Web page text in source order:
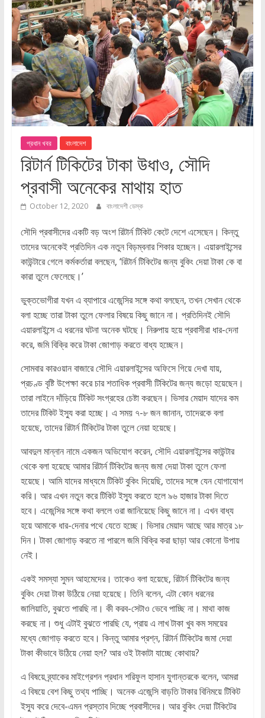
প্রধান খবর বাংলাদেশ
রিটার্ন টিকিটের টাকা উধাও, সৌদি
প্রবাসী অনেকের মাথায় হাত
October 12, 2020 বাংলাদেশী ডেস্ক
সৌদি প্রবাসীদের একটি বড় অংশ রিটার্ন টিকিট কেটে দেশে এসেছেন। কিন্তু
তাদের অনেকেই প্রতিদিন এক নতুন বিড়ম্বনার শিকার হচ্ছেন। এয়ারলাইন্সের
কাউন্টারে গেলে কর্মকর্তারা বলছেন, ‘রিটার্ন টিকিটের জন্য বুকিং দেয়া টাকা কে বা
কারা তুলে ফেলেছে।’
ভুক্তভোগীরা যখন এ ব্যাপারে এজেন্সির সঙ্গে কথা বলছেন, তখন সেখান থেকে
বলা হচ্ছে তারা টাকা তুলে ফেলার বিষয়ে কিছু জানে না। প্রতিদিনই সৌদি
এয়ারলাইন্সে এ ধরনের ঘটনা অনেক ঘটছে। নিরুপায় হয়ে প্রবাসীরা ধার-দেনা
করে, জমি বিক্রি করে টাকা জোগাড় করতে বাধ্য হচ্ছেন।
সোমবার কারওয়ান বাজারে সৌদি এয়ারলাইন্সের অফিসে গিয়ে দেখা যায়,
প্রচণ্ড বৃষ্টি উপেক্ষা করে চার শতাধিক প্রবাসী টিকিটের জন্য জড়ো হয়েছেন।
তারা লাইনে দাঁড়িয়ে টিকিট সংগ্রহের চেষ্টা করছেন। ভিসার মেয়াদ যাদের কম
তাদের টিকিট ইস্যু করা হচ্ছে। এ সময় ৭-৮ জন জানান, তাদেরকে বলা
হয়েছে, তাদের রিটার্ন টিকিটের টাকা তুলে নেয়া হয়েছে।
আবদুল মান্নান নামে একজন অভিযোগ করেন, সৌদি এয়ারলাইন্সের কাউন্টার
থেকে বলা হয়েছে আমার রিটার্ন টিকিটের জন্য জমা দেয়া টাকা তুলে ফেলা
হয়েছে। আমি যাদের মাধ্যমে টিকিট বুকিং দিয়েছি, তাদের সঙ্গে যেন যোগাযোগ
করি। আর এখন নতুন করে টিকিট ইস্যু করতে হলে ৯৬ হাজার টাকা দিতে
হবে। এজেন্সির সঙ্গে কথা বললে ওরা জানিয়েছে কিছু জানে না। এখন বাধ্য
হয়ে আমাকে ধার-দেনার পথে যেতে হচ্ছে। ভিসার মেয়াদ আছে আর মাত্র ১৮
দিন। টাকা জোগাড় করতে না পারলে জমি বিক্রি করা ছাড়া আর কোনো উপায়
নেই।
একই সমস্যা সুমন আহমেদের। তাকেও বলা হয়েছে, রিটার্ন টিকিটের জন্য
বুকিং দেয়া টাকা উঠিয়ে নেয়া হয়েছে। তিনি বলেন, এটা কোন ধরনের
জালিয়াতি, বুঝতে পারছি না। কী করব-সেটাও ভেবে পাচ্ছি না। মাথা কাজ
করছে না। শুধু এটাই বুঝতে পারছি যে, প্রায় এ লাখ টাকা খুব কম সময়ের
মধ্যে জোগাড় করতে হবে। কিন্তু আমার প্রশ্ন, রিটার্ন টিকিটের জমা দেয়া
টাকা কীভাবে উঠিয়ে নেয়া হল? আর ওই টাকাটা যাচ্ছে কোথায়?
এ বিষয়ে ব্র্যাকের মাইগ্রেশন প্রধান শরিফুল হাসান যুগান্তরকে বলেন, আমরা
এ বিষয়ে বেশ কিছু তথ্য পাচ্ছি। অনেক এজেন্সি বাড়তি টাকার বিনিময়ে টিকিট
ইস্যু করে দেবে-এমন প্রস্তাব দিচ্ছে প্রবাসীদের। আর বুকিং দেয়া টিকিটের